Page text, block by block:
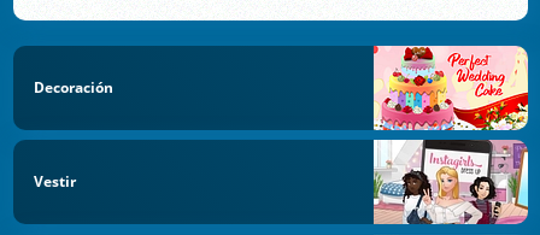
Decoración
Vestir